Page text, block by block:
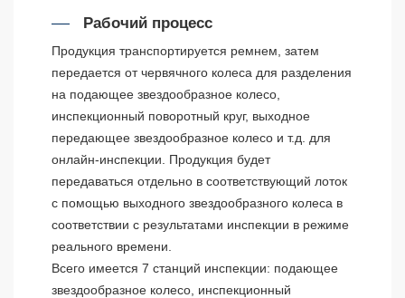
Рабочий процесс
Продукция транспортируется ремнем, затем
передается от червячного колеса для разделения
на подающее звездообразное колесо,
инспекционный поворотный круг, выходное
передающее звездообразное колесо и т.д. для
онлайн-инспекции. Продукция будет
передаваться отдельно в соответствующий лоток
с помощью выходного звездообразного колеса в
соответствии с результатами инспекции в режиме
реального времени.
Всего имеется 7 станций инспекции: подающее
звездообразное колесо, инспекционный